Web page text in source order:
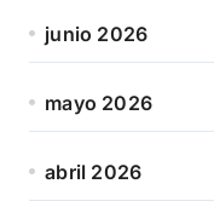
junio 2026
mayo 2026
abril 2026